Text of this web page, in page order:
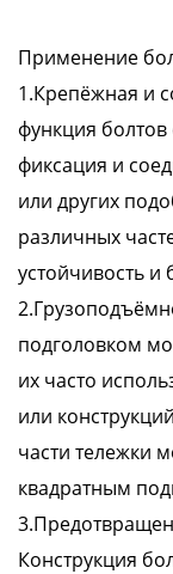
Применение
1.Крепёжная и
функция
фиксация и
или других
различных
устойчивость и
подголовком
их часто
или
части тележки
квадратным
Конструкция